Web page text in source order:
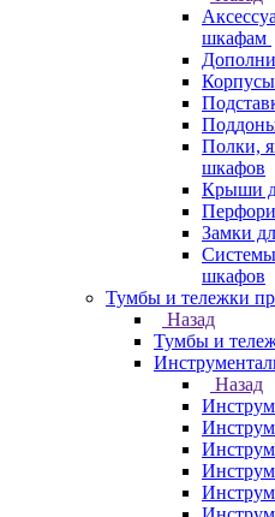
шкафам
Полки,
шкафов
Крыши
Замки
шкафов
Тумбы и тележки
Назад
Тумбы и
Назад